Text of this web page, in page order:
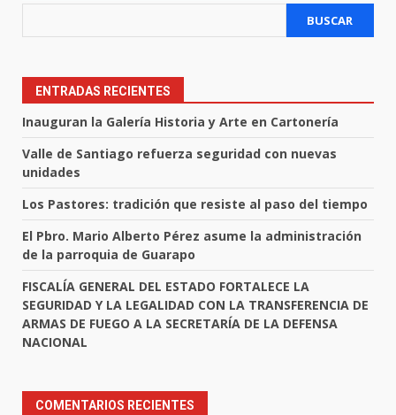
BUSCAR
ENTRADAS RECIENTES
Inauguran la Galería Historia y Arte en Cartonería
Valle de Santiago refuerza seguridad con nuevas
unidades
Los Pastores: tradición que resiste al paso del tiempo
El Pbro. Mario Alberto Pérez asume la administración
de la parroquia de Guarapo
FISCALÍA GENERAL DEL ESTADO FORTALECE LA
SEGURIDAD Y LA LEGALIDAD CON LA TRANSFERENCIA DE
ARMAS DE FUEGO A LA SECRETARÍA DE LA DEFENSA
NACIONAL
COMENTARIOS RECIENTES